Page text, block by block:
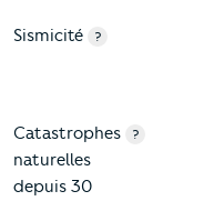
Sismicité ?
Catastrophes
naturelles
depuis 30
?